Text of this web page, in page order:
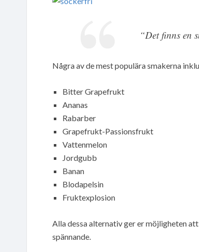
“Det finns en
Några av de mest populära smakerna
Bitter Grapefrukt
Ananas
Rabarber
Grapefrukt-Passionsfrukt
Vattenmelon
Jordgubb
Banan
Blodapelsin
Fruktexplosion
Alla dessa alternativ ger er möjligheten
spännande.